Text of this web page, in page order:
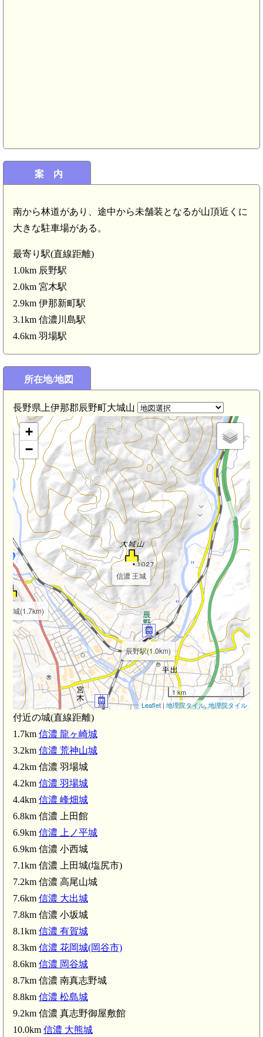
案 内
南から林道があり、途中から未舗装となるが山頂近くに
大きな駐車場がある。
最寄り駅(直線距離)
1.0km 辰野駅
2.0km 宮木駅
2.9km 伊那新町駅
3.1km 信濃川島駅
4.6km 羽場駅
所在地/地図
長野県上伊那郡辰野町大城山
辰野駅(1.0km)
宮木駅(2.0km)
伊那新町駅(2.9km)
羽場駅(4.6km)
信濃 王城
崎城(1.7km)
信濃 荒神山城(3.2km)
信濃 羽場城(4.2km)
信濃 羽場城(4.2km)
+
−
1 km
Leaflet | 地理院タイル, 地理院タイル
付近の城(直線距離)
1.7km 信濃 龍ヶ崎城
3.2km 信濃 荒神山城
4.2km 信濃 羽場城
4.2km 信濃 羽場城
4.4km 信濃 峰畑城
6.8km 信濃 上田館
6.9km 信濃 上ノ平城
6.9km 信濃 小西城
7.1km 信濃 上田城(塩尻市)
7.2km 信濃 高尾山城
7.6km 信濃 大出城
7.8km 信濃 小坂城
8.1km 信濃 有賀城
8.3km 信濃 花岡城(岡谷市)
8.6km 信濃 岡谷城
8.7km 信濃 南真志野城
8.8km 信濃 松島城
9.2km 信濃 真志野御屋敷館
10.0km 信濃 大熊城